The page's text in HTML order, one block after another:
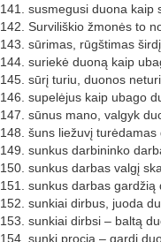
141. susmegusi duona kaip
142. Surviliškio žmonės to
143. sūrimas, rūgštimas
144. suriekė duoną kaip
145. sūrį turiu, duonos
146. supelėjus kaip ubago
147. sūnus mano, valgyk
148. šuns liežuvį turėdamas
149. sunkus darbininko
150. sunkus darbas valgį
151. sunkus darbas gardžią
152. sunkiai dirbus, juoda
153. sunkiai dirbsi – baltą
154. sunki procia – gardi